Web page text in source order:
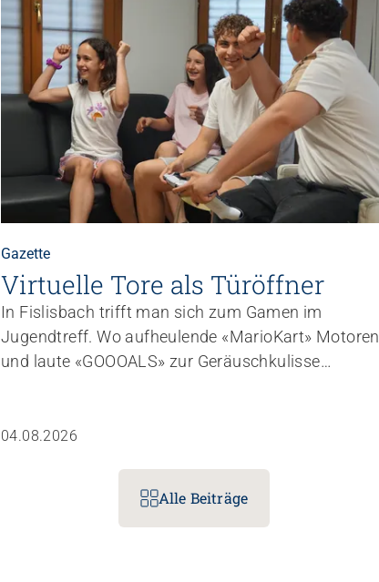
Gazette
Virtuelle Tore als Türöffner
In Fislisbach trifft man sich zum Gamen im
Jugendtreff. Wo aufheulende «Mario­Kart»­ Motoren
und laute «GOOOALS» zur Geräuschkulisse
Lernmomente.
04.08.2026
Alle Beiträge